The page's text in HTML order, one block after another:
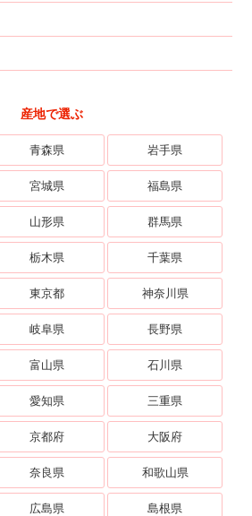
産地で選ぶ
青森県 岩手県
宮城県 福島県
山形県 群馬県
栃木県 千葉県
東京都 神奈川県
岐阜県 長野県
富山県 石川県
愛知県 三重県
京都府 大阪府
奈良県 和歌山県
広島県 島根県